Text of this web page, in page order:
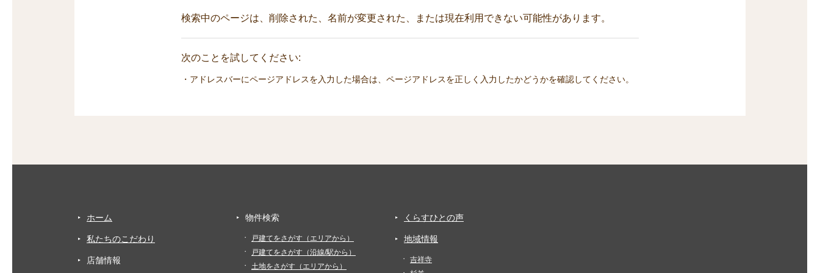
検索中のページは、削除された、名前が変更された、または現在利用できない可能性があります。
次のことを試してください:
・アドレスバーにページアドレスを入力した場合は、ページアドレスを正しく入力したかどうかを確認してください。
ホーム
私たちのこだわり
店舗情報
物件検索
戸建てをさがす（エリアから）
戸建てをさがす（沿線/駅から）
土地をさがす（エリアから）
くらすひとの声
地域情報
吉祥寺